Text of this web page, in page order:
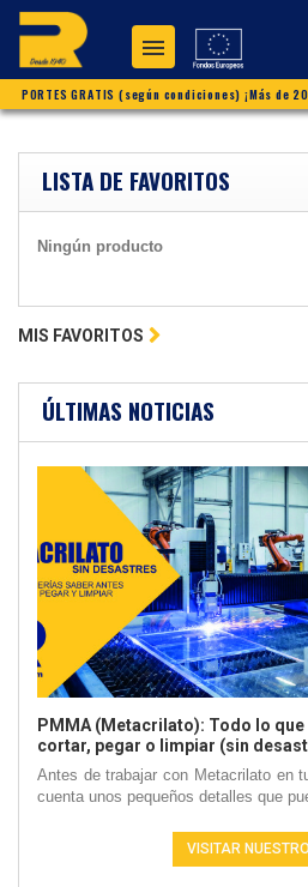
PORTES GRATIS (según condiciones) ¡Más
LISTA DE FAVORITOS
Ningún producto
MIS FAVORITOS
ÚLTIMAS NOTICIAS
PMMA (Metacrilato): Todo lo
cortar, pegar o limpiar (sin
Antes de trabajar con Metacrilato en
cuenta unos pequeños detalles que
VISITAR